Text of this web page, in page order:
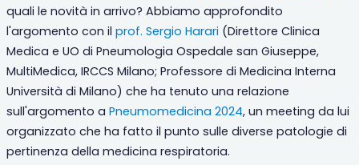
quali le novità in arrivo? Abbiamo approfondito
l'argomento con il prof. Sergio Harari (Direttore Clinica
Medica e UO di Pneumologia Ospedale san Giuseppe,
MultiMedica, IRCCS Milano; Professore di Medicina Interna
Università di Milano) che ha tenuto una relazione
sull'argomento a Pneumomedicina 2024, un meeting da lui
organizzato che ha fatto il punto sulle diverse patologie di
pertinenza della medicina respiratoria.